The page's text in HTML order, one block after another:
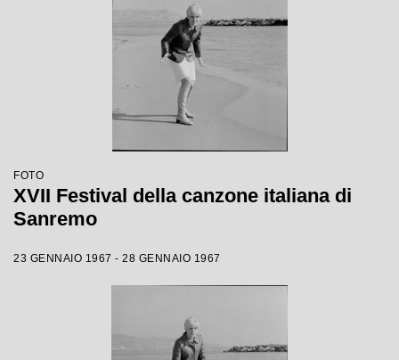
FOTO
XVII Festival della canzone italiana di
Sanremo
23 GENNAIO 1967 - 28 GENNAIO 1967